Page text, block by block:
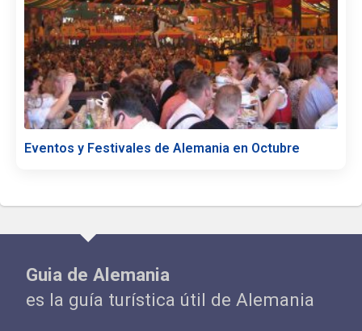
Eventos y Festivales de Alemania en Octubre
Guia de Alemania
es la guía turística útil de Alemania